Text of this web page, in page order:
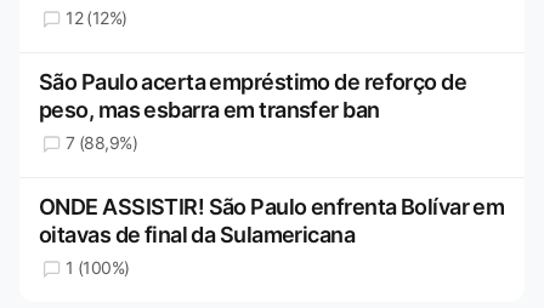
12 (12%)
São Paulo acerta empréstimo de reforço de
peso, mas esbarra em transfer ban
7 (88,9%)
ONDE ASSISTIR! São Paulo enfrenta Bolívar em
oitavas de final da Sulamericana
1 (100%)